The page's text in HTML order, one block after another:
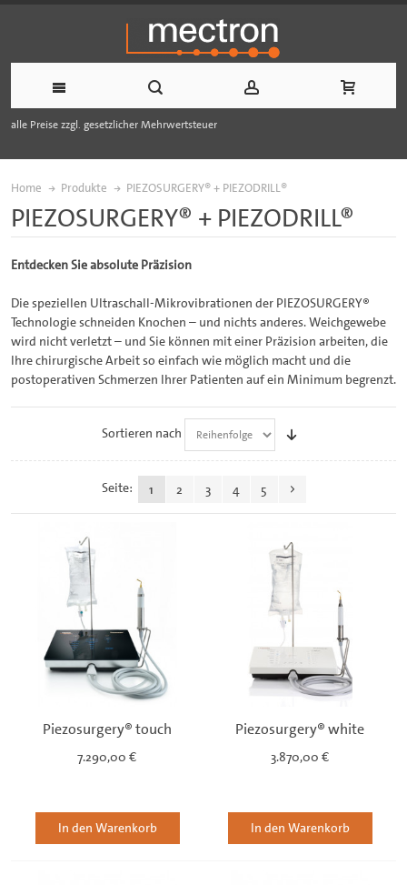
alle Preise zzgl. gesetzlicher Mehrwertsteuer
Home Produkte PIEZOSURGERY® + PIEZODRILL®
PIEZOSURGERY® + PIEZODRILL®
Entdecken Sie absolute Präzision
Die speziellen Ultraschall-Mikrovibrationen der PIEZOSURGERY®
Technologie schneiden Knochen – und nichts anderes. Weichgewebe
wird nicht verletzt – und Sie können mit einer Präzision arbeiten, die
Ihre chirurgische Arbeit so einfach wie möglich macht und die
postoperativen Schmerzen Ihrer Patienten auf ein Minimum begrenzt.
Sortieren nach
Seite: 1 2 3 4 5
Piezosurgery® touch
7.290,00 €
In den Warenkorb
Piezosurgery® white
3.870,00 €
In den Warenkorb